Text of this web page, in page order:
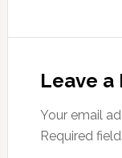
Leave a
Your email
Required